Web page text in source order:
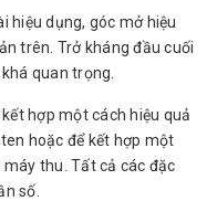
hiệu dụng, góc mở hiệu
trên. Trở kháng đầu cuối
quan trọng.
hợp một cách hiệu quả
hoặc để kết hợp một
thu. Tất cả các đặc
số.